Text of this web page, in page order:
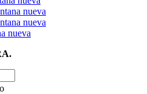
nueva
nueva
nueva